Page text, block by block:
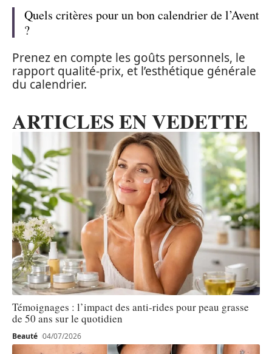
Quels critères pour un bon calendrier de l’Avent
?
Prenez en compte les goûts personnels, le
rapport qualité-prix, et l’esthétique générale
du calendrier.
ARTICLES EN VEDETTE
Témoignages : l’impact des anti-rides pour peau grasse
de 50 ans sur le quotidien
Beauté 04/07/2026